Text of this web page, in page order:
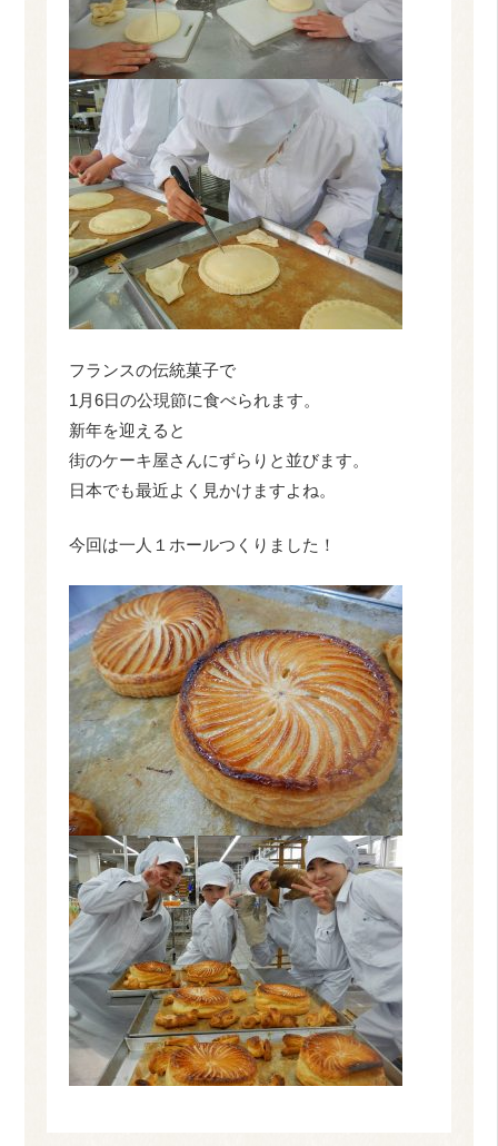
フランスの伝統菓子で
1月6日の公現節に食べられます。
新年を迎えると
街のケーキ屋さんにずらりと並びます。
日本でも最近よく見かけますよね。
今回は一人１ホールつくりました！